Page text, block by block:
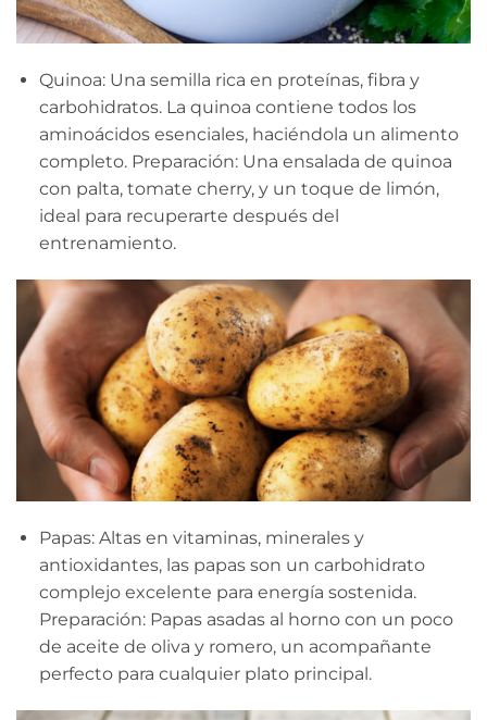
Quinoa: Una semilla rica en proteínas, fibra y
carbohidratos. La quinoa contiene todos los
aminoácidos esenciales, haciéndola un alimento
completo. Preparación: Una ensalada de quinoa
con palta, tomate cherry, y un toque de limón,
ideal para recuperarte después del
entrenamiento.
Papas: Altas en vitaminas, minerales y
antioxidantes, las papas son un carbohidrato
complejo excelente para energía sostenida.
Preparación: Papas asadas al horno con un poco
de aceite de oliva y romero, un acompañante
perfecto para cualquier plato principal.